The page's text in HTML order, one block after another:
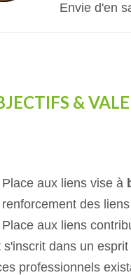
Envie d'en
&
aux liens vise à
des
aux liens
s'inscrit dans un
professionnels